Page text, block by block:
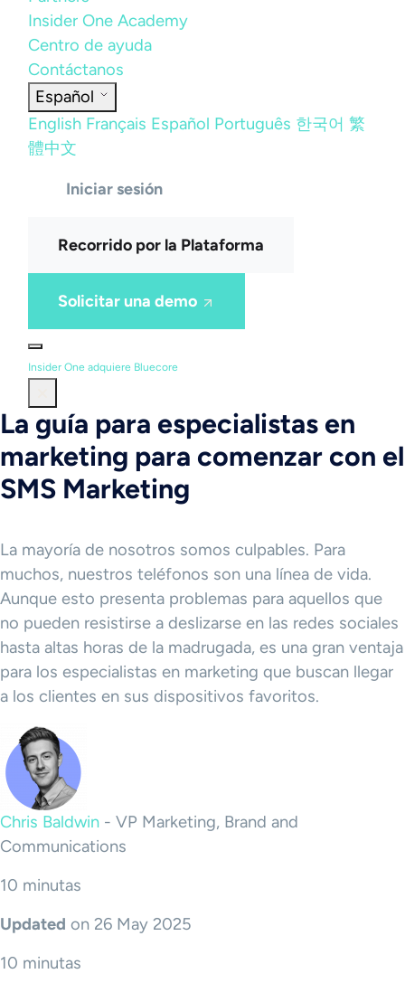
Insider One Academy
Centro de ayuda
Contáctanos
Español
English Français Español Português 한국어 繁
體中文
Iniciar sesión
Recorrido por la Plataforma
Solicitar una demo
Insider One adquiere Bluecore
La guía para especialistas en
marketing para comenzar con el
SMS Marketing
La mayoría de nosotros somos culpables. Para
muchos, nuestros teléfonos son una línea de vida.
Aunque esto presenta problemas para aquellos que
no pueden resistirse a deslizarse en las redes sociales
hasta altas horas de la madrugada, es una gran ventaja
para los especialistas en marketing que buscan llegar
a los clientes en sus dispositivos favoritos.
Chris Baldwin - VP Marketing, Brand and
Communications
10 minutas
Updated on 26 May 2025
10 minutas